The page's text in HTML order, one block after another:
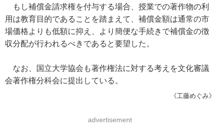
もし補償金請求権を付与する場合、授業での著作物の利
用は教育目的であることを踏まえて、補償金額は通常の市
場価格よりも低額に抑え、より簡便な手続きで補償金の徴
収分配が行われるべきであると要望した。
なお、国立大学協会も著作権法に対する考えを文化審議
会著作権分科会に提出している。
《工藤めぐみ》
advertisement